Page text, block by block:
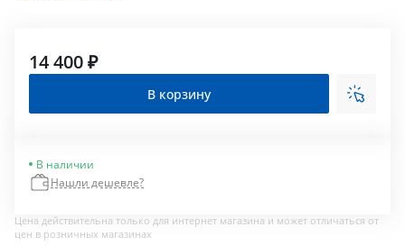
14 400 ₽
В корзину
В наличии
Нашли дешевле?
Цена действительна только для интернет магазина и может отличаться от
цен в розничных магазинах